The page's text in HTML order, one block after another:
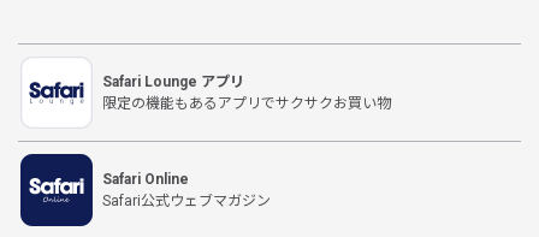
Safari Lounge アプリ
限定の機能もあるアプリでサクサクお買い物
Safari Online
Safari公式ウェブマガジン